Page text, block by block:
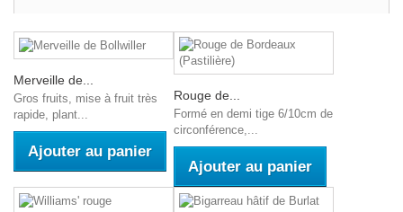
Merveille de...
Gros fruits, mise à fruit très
rapide, plant...
Ajouter au panier
Rouge de...
Formé en demi tige 6/10cm de
circonférence,...
Ajouter au panier